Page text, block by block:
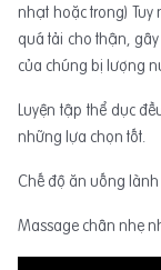
nhạt hoặc trong)
quá tải cho thận,
của chúng bị lượng
Luyện tập thể dục
những lựa chọn tốt.
Chế độ ăn uống
Massage chân nhẹ